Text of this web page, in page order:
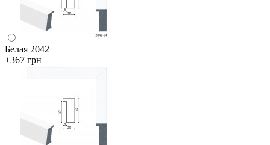
Белая 2042
+367 грн